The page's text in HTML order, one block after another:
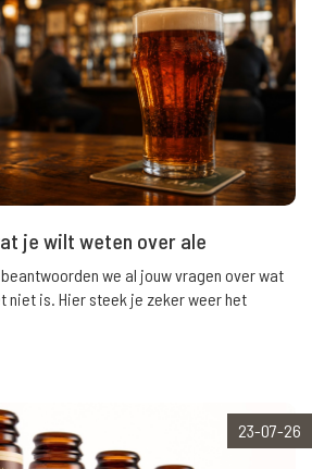
je wilt weten over ale
we al jouw vragen over wat
niet is. Hier steek je zeker weer het
23-07-26